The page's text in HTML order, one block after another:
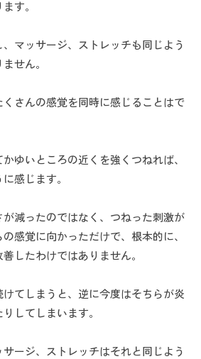
す。
マッサージ、ストレッチも同じよう
せん。
さんの感覚を同時に感じることはで
ゆいところの近くを強くつねれば、
感じます。
が減ったのではなく、つねった刺激が
感覚に向かっただけで、根本的に、
したわけではありません。
てしまうと、逆に今度はそちらが炎
してしまいます。
ージ、ストレッチはそれと同じよう